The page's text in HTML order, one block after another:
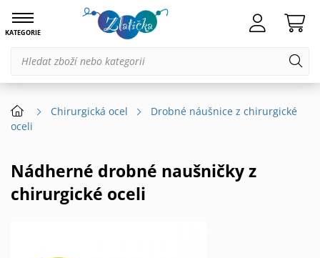
KATEGORIE
Chirurgická ocel
Drobné náušnice z chirurgické
oceli
Nádherné drobné naušničky z
chirurgické oceli